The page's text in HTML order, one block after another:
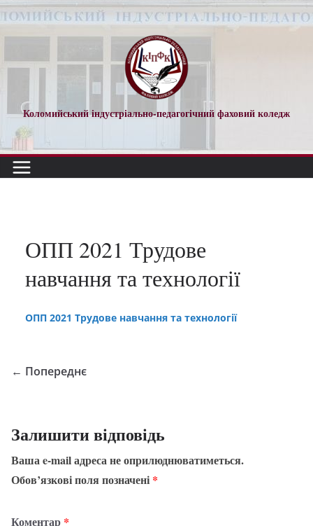
Перейти
до
Коломийський індустріально-педагогічний фаховий коледж
ОПП 2021 Трудове
навчання та технології
ОПП 2021 Трудове навчання та технології
← Попереднє
Залишити відповідь
Ваша e-mail адреса не оприлюднюватиметься.
Обов’язкові поля позначені *
Коментар *